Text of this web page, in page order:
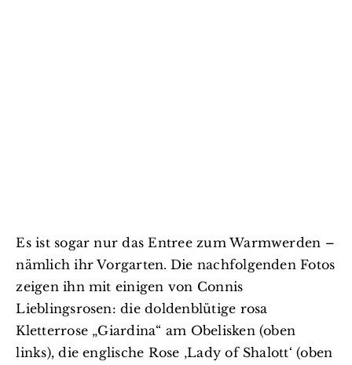
Es ist sogar nur das Entree zum Warmwerden –
nämlich ihr Vorgarten. Die nachfolgenden Fotos
zeigen ihn mit einigen von Connis
Lieblingsrosen: die doldenblütige rosa
Kletterrose „Giardina“ am Obelisken (oben
links), die englische Rose ‚Lady of Shalott‘ (oben